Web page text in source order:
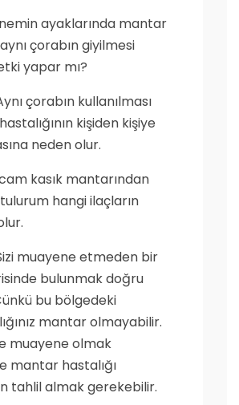
ayaklarında mantar
çorabın giyilmesi
yapar mı?
çorabın kullanılması
kişiden kişiye
neden olur.
kasık mantarından
hangi ilaçların
muayene etmeden bir
bulunmak doğru
bu bölgedeki
mantar olmayabilir.
muayene olmak
mantar hastalığı
tahlil almak gerekebilir.